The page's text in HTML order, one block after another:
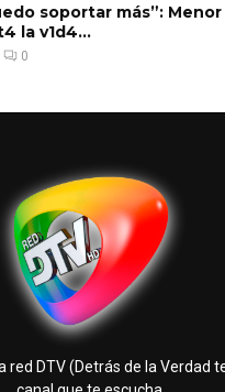
soportar más”: Menor
la v1d4...
0
red DTV (Detrás de la Verdad